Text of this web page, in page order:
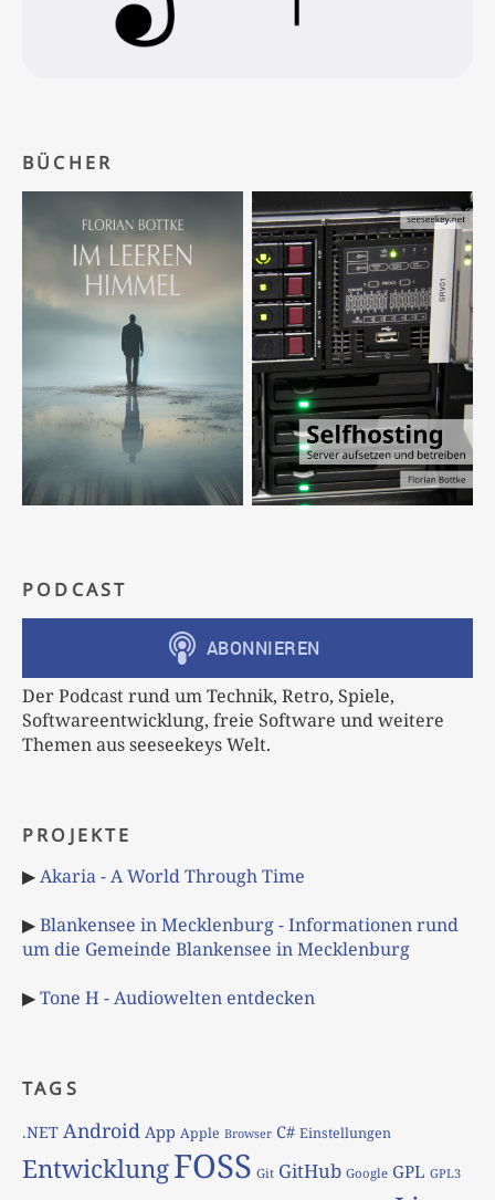
BÜCHER
PODCAST
Der Podcast rund um Technik, Retro, Spiele,
Softwareentwicklung, freie Software und weitere
Themen aus seeseekeys Welt.
PROJEKTE
▶Akaria - A World Through Time
▶Blankensee in Mecklenburg - Informationen rund
um die Gemeinde Blankensee in Mecklenburg
▶Tone H - Audiowelten entdecken
TAGS
.NET Android App Apple Browser C# Einstellungen
EntwicklungFOSS Git GitHub Google GPL GPL3